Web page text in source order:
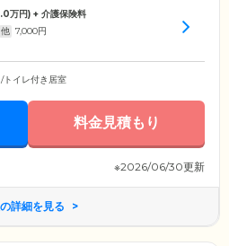
万円) + 介護保険料
他 7,000円
/トイレ付き居室
料金見積もり
※2026/06/30更新
詳細を見る